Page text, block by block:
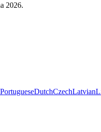
2026.
PortugueseDutchCzechLatvian